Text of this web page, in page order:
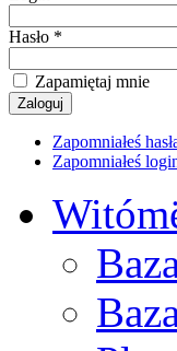
Hasło *
Zapamiętaj mnie
Zapomniałeś
Zapomniałeś